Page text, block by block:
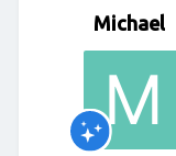
Michael